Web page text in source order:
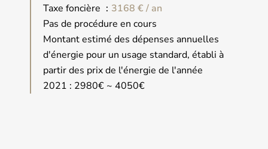
Taxe foncière
3168 € / an
Pas de procédure en cours
Montant estimé des dépenses annuelles
d'énergie pour un usage standard, établi à
partir des prix de l'énergie de l'année
2021 : 2980€ ~ 4050€